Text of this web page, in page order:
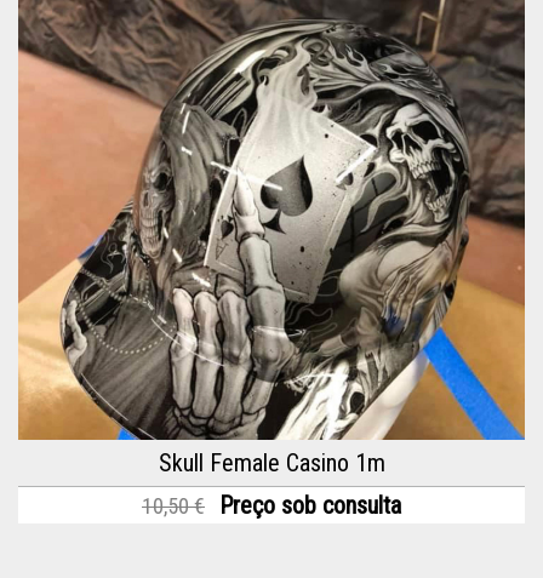
Skull Female Casino 1m
10,50 € Preço sob consulta